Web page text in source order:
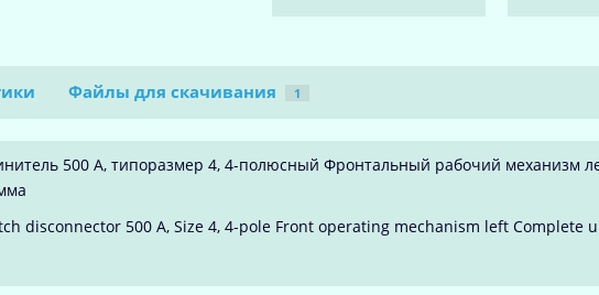
Файлы для скачивания 1
500 A, типоразмер 4, 4-полюсный Фронтальный рабочий механизм
disconnector 500 A, Size 4, 4-pole Front operating mechanism left